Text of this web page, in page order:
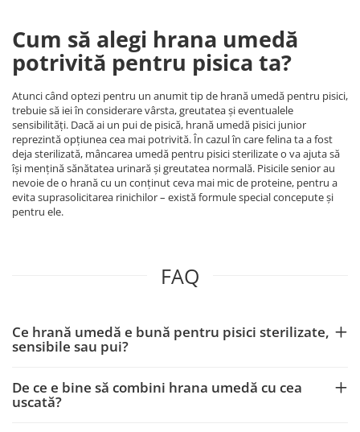
Cum să alegi hrana umedă
potrivită pentru pisica ta?
Atunci când optezi pentru un anumit tip de hrană umedă pentru pisici,
trebuie să iei în considerare vârsta, greutatea și eventualele
sensibilități. Dacă ai un pui de pisică, hrană umedă pisici junior
reprezintă opțiunea cea mai potrivită. În cazul în care felina ta a fost
deja sterilizată, mâncarea umedă pentru pisici sterilizate o va ajuta să
își mențină sănătatea urinară și greutatea normală. Pisicile senior au
nevoie de o hrană cu un conținut ceva mai mic de proteine, pentru a
evita suprasolicitarea rinichilor – există formule special concepute și
pentru ele.
FAQ
Ce hrană umedă e bună pentru pisici sterilizate,
sensibile sau pui?
De ce e bine să combini hrana umedă cu cea
uscată?